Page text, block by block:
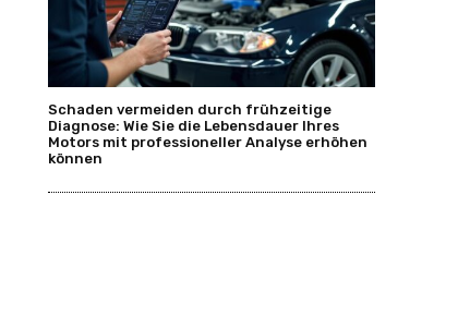
Schaden vermeiden durch frühzeitige
Diagnose: Wie Sie die Lebensdauer Ihres
Motors mit professioneller Analyse erhöhen
können